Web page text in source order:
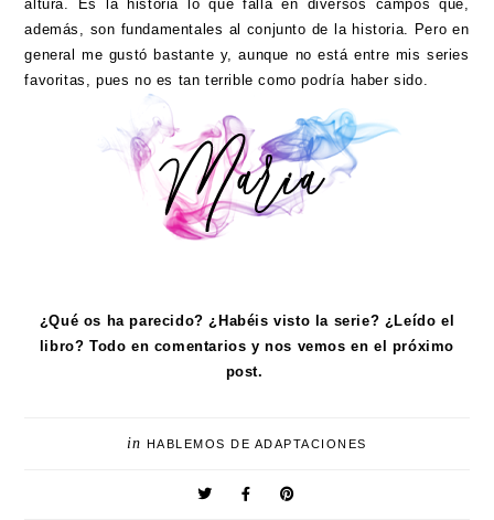
altura. Es la historia lo que falla en diversos campos que,
además, son fundamentales al conjunto de la historia. Pero en
general me gustó bastante y, aunque no está entre mis series
favoritas, pues no es tan terrible como podría haber sido.
¿Qué os ha parecido? ¿Habéis visto la serie? ¿Leído el
libro? Todo en comentarios y nos vemos en el próximo
post.
in HABLEMOS DE ADAPTACIONES